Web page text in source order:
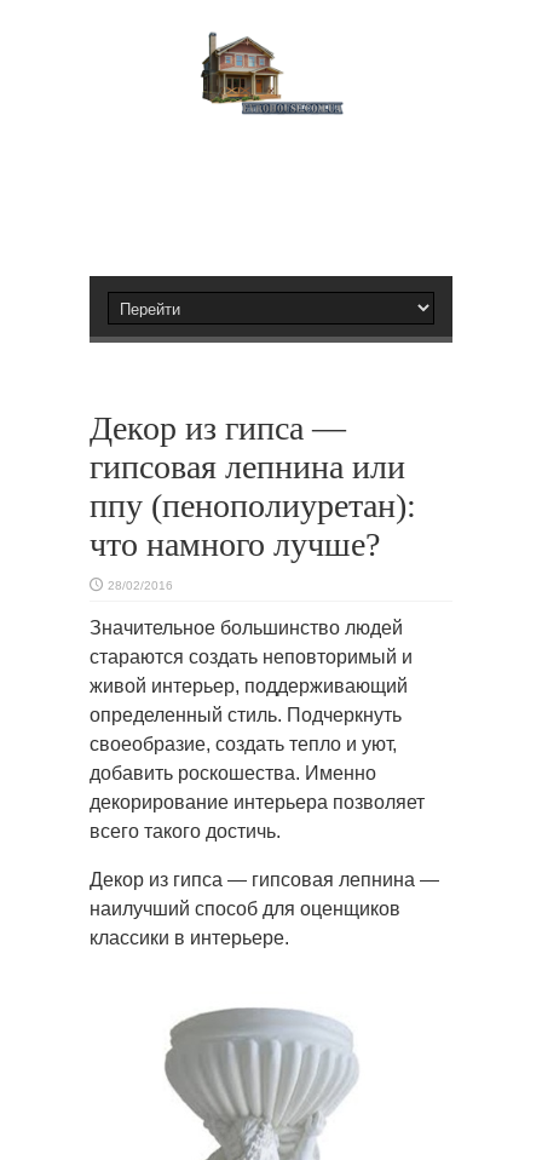
Декор из гипса —
гипсовая лепнина или
ппу (пенополиуретан):
что намного лучше?
28/02/2016
Значительное большинство людей
стараются создать неповторимый и
живой интерьер, поддерживающий
определенный стиль. Подчеркнуть
своеобразие, создать тепло и уют,
добавить роскошества. Именно
декорирование интерьера позволяет
всего такого достичь.
Декор из гипса — гипсовая лепнина —
наилучший способ для оценщиков
классики в интерьере.